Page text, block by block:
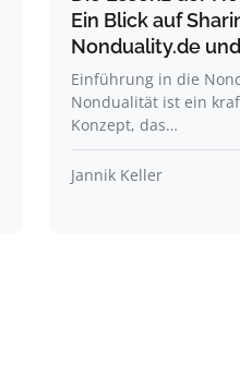
Ein Blick auf
Nonduality.de
Einführung in die
Nondualität ist ein
Konzept, das…
Jannik Keller